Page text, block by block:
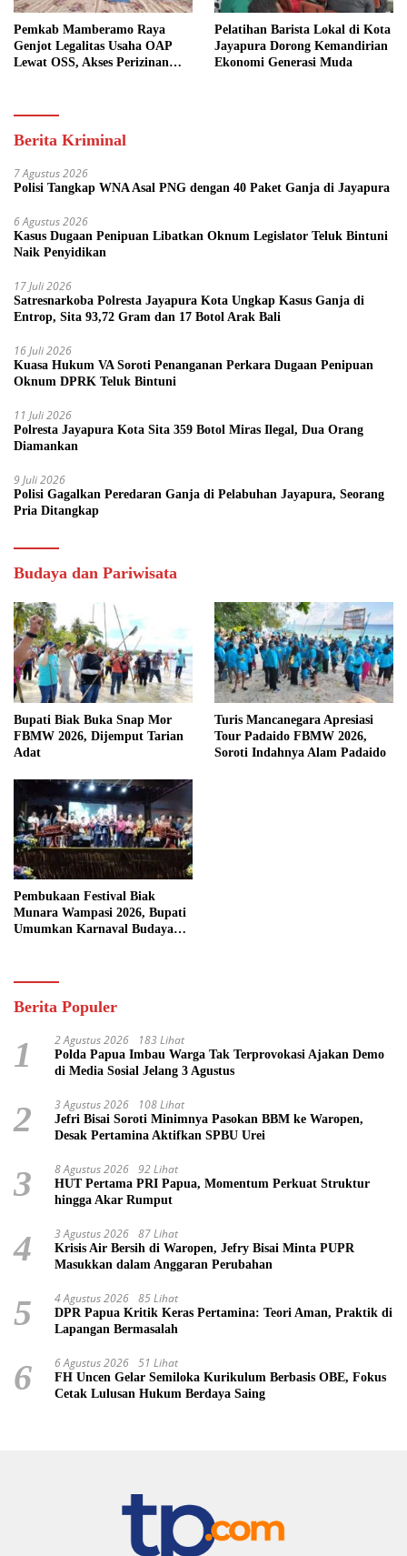
Pemkab Mamberamo Raya
Genjot Legalitas Usaha OAP
Lewat OSS, Akses Perizinan
Pelatihan Barista Lokal di Kota
Jayapura Dorong Kemandirian
Ekonomi Generasi Muda
Berita Kriminal
7 Agustus 2026
Polisi Tangkap WNA Asal PNG dengan 40 Paket Ganja di Jayapura
6 Agustus 2026
Kasus Dugaan Penipuan Libatkan Oknum Legislator Teluk Bintuni
Naik Penyidikan
17 Juli 2026
Satresnarkoba Polresta Jayapura Kota Ungkap Kasus Ganja di
Entrop, Sita 93,72 Gram dan 17 Botol Arak Bali
16 Juli 2026
Kuasa Hukum VA Soroti Penanganan Perkara Dugaan Penipuan
Oknum DPRK Teluk Bintuni
11 Juli 2026
Polresta Jayapura Kota Sita 359 Botol Miras Ilegal, Dua Orang
Diamankan
9 Juli 2026
Polisi Gagalkan Peredaran Ganja di Pelabuhan Jayapura, Seorang
Pria Ditangkap
Budaya dan Pariwisata
Bupati Biak Buka Snap Mor
FBMW 2026, Dijemput Tarian
Adat
Turis Mancanegara Apresiasi
Tour Padaido FBMW 2026,
Soroti Indahnya Alam Padaido
Pembukaan Festival Biak
Munara Wampasi 2026, Bupati
Umumkan Karnaval Budaya
Berita Populer
1 2 Agustus 2026 183 Lihat
Polda Papua Imbau Warga Tak Terprovokasi Ajakan Demo
di Media Sosial Jelang 3 Agustus
2 3 Agustus 2026 108 Lihat
Jefri Bisai Soroti Minimnya Pasokan BBM ke Waropen,
Desak Pertamina Aktifkan SPBU Urei
3 8 Agustus 2026 92 Lihat
HUT Pertama PRI Papua, Momentum Perkuat Struktur
hingga Akar Rumput
4 3 Agustus 2026 87 Lihat
Krisis Air Bersih di Waropen, Jefry Bisai Minta PUPR
Masukkan dalam Anggaran Perubahan
5 4 Agustus 2026 85 Lihat
DPR Papua Kritik Keras Pertamina: Teori Aman, Praktik di
Lapangan Bermasalah
6 6 Agustus 2026 51 Lihat
FH Uncen Gelar Semiloka Kurikulum Berbasis OBE, Fokus
Cetak Lulusan Hukum Berdaya Saing